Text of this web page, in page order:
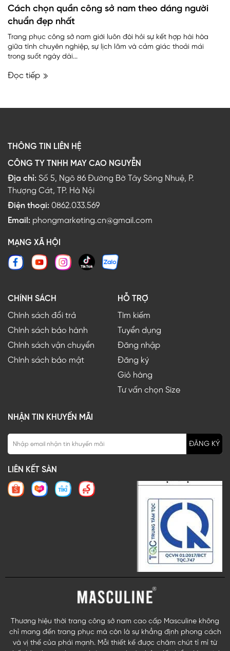
Cách chọn quần công sở nam theo dáng người
chuẩn đẹp nhất
Trang phục công sở nam giới luôn đòi hỏi sự kết hợp hài hòa
giữa tính chuyên nghiệp, sự lịch lãm và cảm giác thoải mái
trong suốt ngày dài...
Đọc tiếp
THÔNG TIN LIÊN HỆ
CÔNG TY TNHH MAY CAO NGUYỄN
Địa chỉ: Số 5, Ngõ 86 Đường Bờ Tây Sông Nhuệ, P.
Thượng Cát, TP. Hà Nội
Điện thoại: 0862.033.569
Email: phongmarketing.cn@gmail.com
MẠNG XÃ HỘI
CHÍNH SÁCH
Chính sách đổi trả
Chính sách bảo hành
Chính sách vận chuyển
Chính sách bảo mật
HỖ TRỢ
Tìm kiếm
Tuyển dụng
Đăng nhập
Đăng ký
Giỏ hàng
Tư vấn chọn Size
NHẬN TIN KHUYẾN MÃI
ĐĂNG KÝ
LIÊN KẾT SÀN
Thương hiệu thời trang công sở nam cao cấp Masculine không
chỉ mang đến trang phục mà còn là sự khẳng định phong cách
và vị thế của phái mạnh. Mỗi thiết kế được chăm chút tỉ mỉ từ